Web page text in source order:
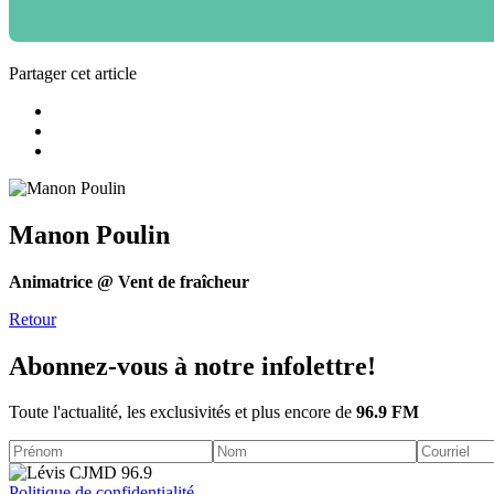
Partager cet article
Manon Poulin
Animatrice @ Vent de fraîcheur
Retour
Abonnez-vous à notre infolettre!
Toute l'actualité, les exclusivités et plus encore de 96.9 FM